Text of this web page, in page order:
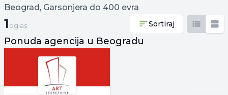
Beograd, Garsonjera do 400 evra
1 oglas
1 oglas Sortiraj
Ponuda agencija u Beogradu